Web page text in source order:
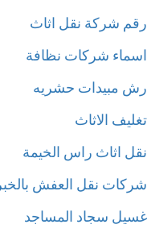
شركة نقل اثاث
شركات نظافة
مبيدات حشريه
الاثاث
اثاث راس الخيمة
نقل العفش بالخبر
سجاد المساجد